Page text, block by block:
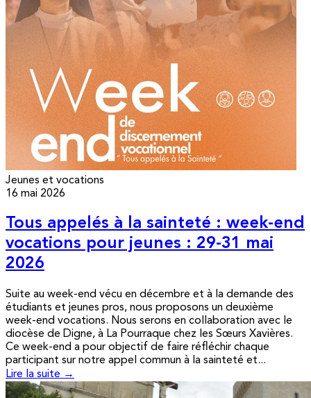
Jeunes et vocations
16 mai 2026
Tous appelés à la sainteté : week-end
vocations pour jeunes : 29-31 mai
2026
Suite au week-end vécu en décembre et à la demande des
étudiants et jeunes pros, nous proposons un deuxième
week-end vocations. Nous serons en collaboration avec le
diocèse de Digne, à La Pourraque chez les Sœurs Xavières.
Ce week-end a pour objectif de faire réfléchir chaque
participant sur notre appel commun à la sainteté et...
Lire la suite →